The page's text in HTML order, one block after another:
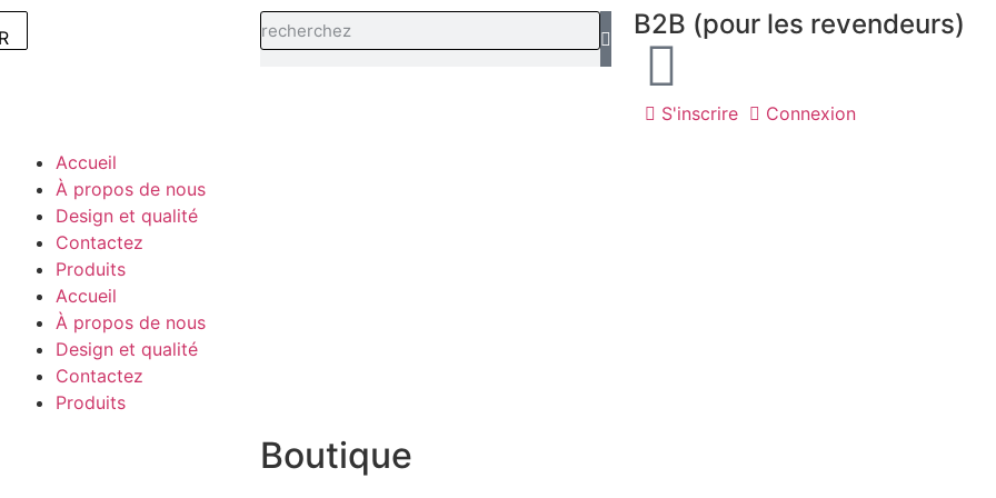
B2B (pour les revendeurs)
S'inscrire Connexion
Accueil
À propos de nous
Design et qualité
Contactez
Produits
Accueil
À propos de nous
Design et qualité
Contactez
Produits
Boutique